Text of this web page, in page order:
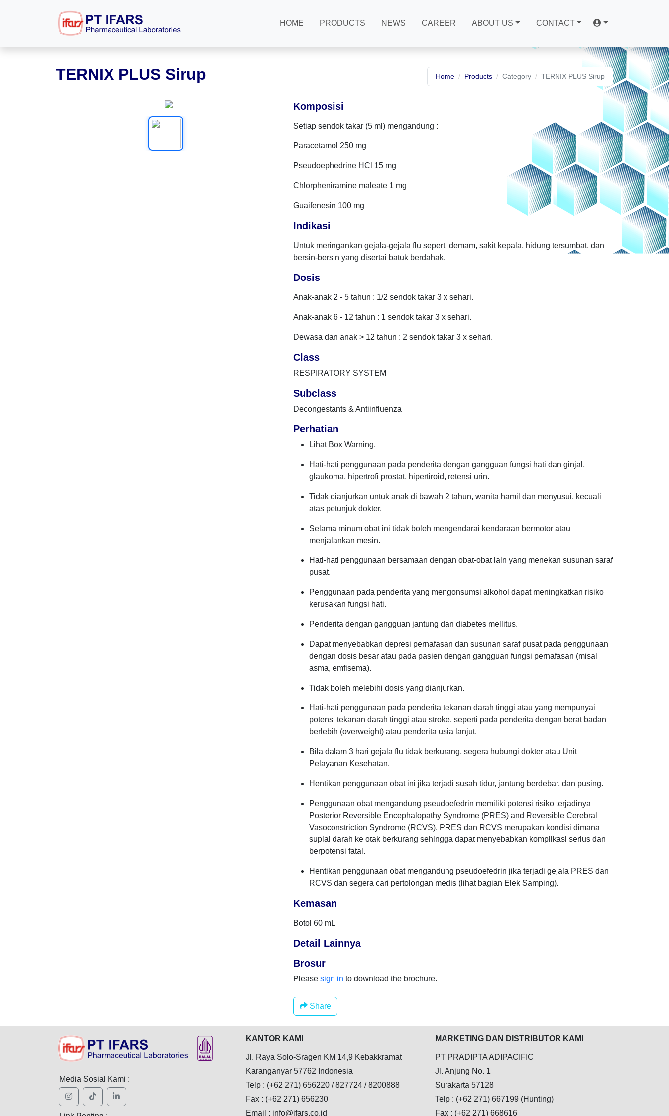
HOME PRODUCTS NEWS CAREER ABOUT US CONTACT
TERNIX PLUS Sirup Home Products Category TERNIX PLUS Sirup
Komposisi
Setiap sendok takar (5 ml) mengandung :
Paracetamol 250 mg
Pseudoephedrine HCl 15 mg
Chlorpheniramine maleate 1 mg
Guaifenesin 100 mg
Indikasi
Untuk meringankan gejala-gejala flu seperti demam, sakit kepala, hidung tersumbat, dan
bersin-bersin yang disertai batuk berdahak.
Dosis
Anak-anak 2 - 5 tahun : 1/2 sendok takar 3 x sehari.
Anak-anak 6 - 12 tahun : 1 sendok takar 3 x sehari.
Dewasa dan anak > 12 tahun : 2 sendok takar 3 x sehari.
Class
RESPIRATORY SYSTEM
Subclass
Decongestants & Antiinfluenza
Perhatian
Lihat Box Warning.
Hati-hati penggunaan pada penderita dengan gangguan fungsi hati dan ginjal,
glaukoma, hipertrofi prostat, hipertiroid, retensi urin.
Tidak dianjurkan untuk anak di bawah 2 tahun, wanita hamil dan menyusui, kecuali
atas petunjuk dokter.
Selama minum obat ini tidak boleh mengendarai kendaraan bermotor atau
menjalankan mesin.
Hati-hati penggunaan bersamaan dengan obat-obat lain yang menekan susunan saraf
pusat.
Penggunaan pada penderita yang mengonsumsi alkohol dapat meningkatkan risiko
kerusakan fungsi hati.
Penderita dengan gangguan jantung dan diabetes mellitus.
Dapat menyebabkan depresi pernafasan dan susunan saraf pusat pada penggunaan
dengan dosis besar atau pada pasien dengan gangguan fungsi pernafasan (misal
asma, emfisema).
Tidak boleh melebihi dosis yang dianjurkan.
Hati-hati penggunaan pada penderita tekanan darah tinggi atau yang mempunyai
potensi tekanan darah tinggi atau stroke, seperti pada penderita dengan berat badan
berlebih (overweight) atau penderita usia lanjut.
Bila dalam 3 hari gejala flu tidak berkurang, segera hubungi dokter atau Unit
Pelayanan Kesehatan.
Hentikan penggunaan obat ini jika terjadi susah tidur, jantung berdebar, dan pusing.
Penggunaan obat mengandung pseudoefedrin memiliki potensi risiko terjadinya
Posterior Reversible Encephalopathy Syndrome (PRES) and Reversible Cerebral
Vasoconstriction Syndrome (RCVS). PRES dan RCVS merupakan kondisi dimana
suplai darah ke otak berkurang sehingga dapat menyebabkan komplikasi serius dan
berpotensi fatal.
Hentikan penggunaan obat mengandung pseudoefedrin jika terjadi gejala PRES dan
RCVS dan segera cari pertolongan medis (lihat bagian Elek Samping).
Kemasan
Botol 60 mL
Detail Lainnya
Brosur
Please sign in to download the brochure.
Share
Media Sosial Kami :
KANTOR KAMI
Jl. Raya Solo-Sragen KM 14,9 Kebakkramat
Karanganyar 57762 Indonesia
Telp : (+62 271) 656220 / 827724 / 8200888
Fax : (+62 271) 656230
Email : info@ifars.co.id
MARKETING DAN DISTRIBUTOR KAMI
PT PRADIPTA ADIPACIFIC
Jl. Anjung No. 1
Surakarta 57128
Telp : (+62 271) 667199 (Hunting)
Fax : (+62 271) 668616